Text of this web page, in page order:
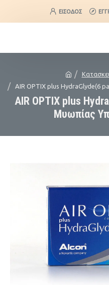
ΕΊΣΟΔΟΣ
AIR OPTIX plus HydraGlyde(6
AIR OPTIX plus
Μυωπίας